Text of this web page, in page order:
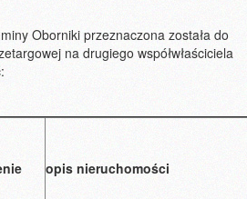
Oborniki przeznaczona została do
na drugiego współwłaściciela
opis nieruchomości